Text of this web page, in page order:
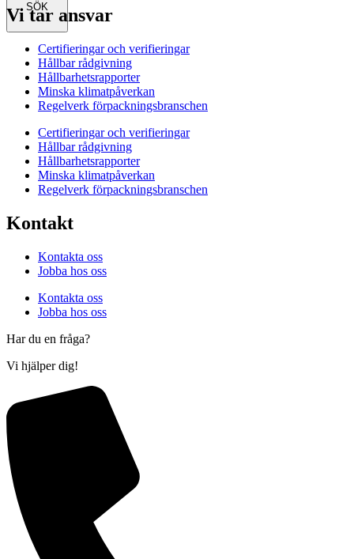
SÖK
Vi tar ansvar
Certifieringar och verifieringar
Hållbar rådgivning
Hållbarhetsrapporter
Minska klimatpåverkan
Regelverk förpackningsbranschen
Certifieringar och verifieringar
Hållbar rådgivning
Hållbarhetsrapporter
Minska klimatpåverkan
Regelverk förpackningsbranschen
Kontakt
Kontakta oss
Jobba hos oss
Kontakta oss
Jobba hos oss
Har du en fråga?
Vi hjälper dig!